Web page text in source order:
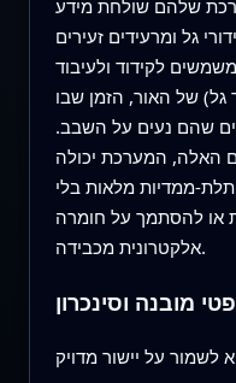
שלהם שולחת מידע
גל ומרעידים זעירים
לקידוד ולעיבוד
גל) של האור, הזמן שבו
שהם נעים על השבב.
האלה, המערכת יכולה
תלת‑ממדיות מלאות בלי
או להסתמך על חומרה
אלקטרונית מכבידה.
מובנה וסינכרון
לשמור על יישור מדויק